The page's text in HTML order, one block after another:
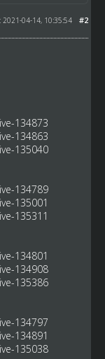
#2
2021-04-14, 10:35:54
134873
134863
135040
134789
135001
135311
134801
134908
135386
134797
134891
135038